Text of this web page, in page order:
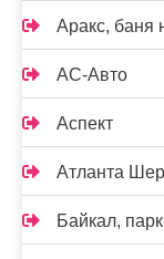
Аракс, баня
АС-Авто
Аспект
Атланта
Байкал,